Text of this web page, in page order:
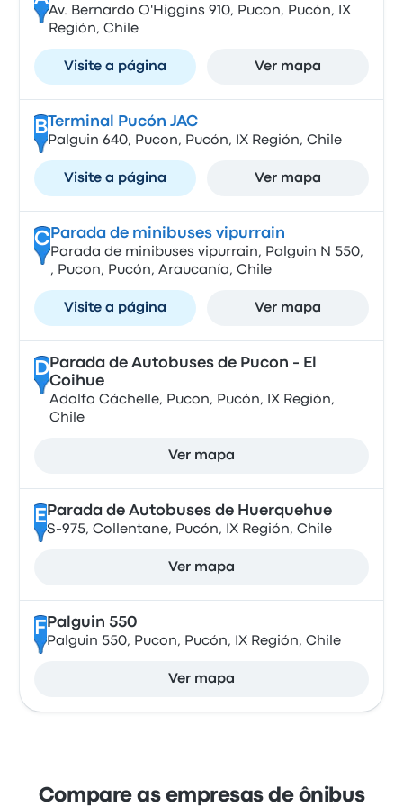
Av. Bernardo O'Higgins 910, Pucon, Pucón, IX
Región, Chile
Visite a página Ver mapa
B Terminal Pucón JAC
Palguin 640, Pucon, Pucón, IX Región, Chile
Visite a página Ver mapa
CParada de minibuses vipurrain
Parada de minibuses vipurrain, Palguin N 550,
, Pucon, Pucón, Araucanía, Chile
Visite a página Ver mapa
DParada de Autobuses de Pucon - El
Coihue
Adolfo Cáchelle, Pucon, Pucón, IX Región,
Chile
Ver mapa
E Parada de Autobuses de Huerquehue
S-975, Collentane, Pucón, IX Región, Chile
Ver mapa
F Palguin 550
Palguin 550, Pucon, Pucón, IX Región, Chile
Ver mapa
Compare as empresas de ônibus